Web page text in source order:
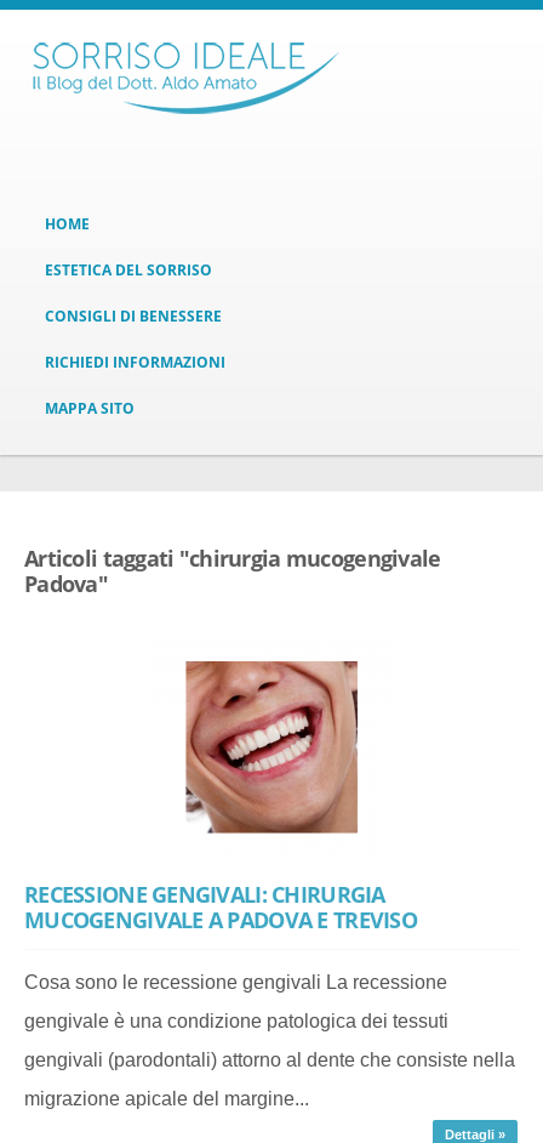
HOME
ESTETICA DEL SORRISO
CONSIGLI DI BENESSERE
RICHIEDI INFORMAZIONI
MAPPA SITO
Articoli taggati "chirurgia mucogengivale
Padova"
RECESSIONE GENGIVALI: CHIRURGIA
MUCOGENGIVALE A PADOVA E TREVISO
Cosa sono le recessione gengivali La recessione
gengivale è una condizione patologica dei tessuti
gengivali (parodontali) attorno al dente che consiste nella
migrazione apicale del margine...
Dettagli »